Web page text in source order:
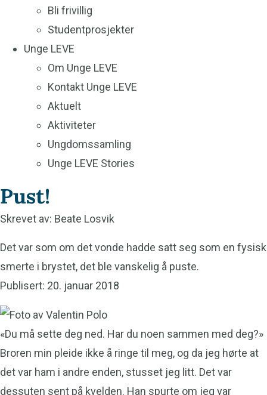
Bli frivillig
Studentprosjekter
Unge LEVE
Om Unge LEVE
Kontakt Unge LEVE
Aktuelt
Aktiviteter
Ungdomssamling
Unge LEVE Stories
Pust!
Skrevet av: Beate Losvik
Det var som om det vonde hadde satt seg som en fysisk
smerte i brystet, det ble vanskelig å puste.
Publisert: 20. januar 2018
«Du må sette deg ned. Har du noen sammen med deg?»
Broren min pleide ikke å ringe til meg, og da jeg hørte at
det var ham i andre enden, stusset jeg litt. Det var
dessuten sent på kvelden. Han spurte om jeg var